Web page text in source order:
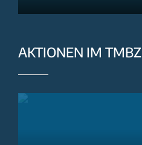
AKTIONEN IM TMBZ